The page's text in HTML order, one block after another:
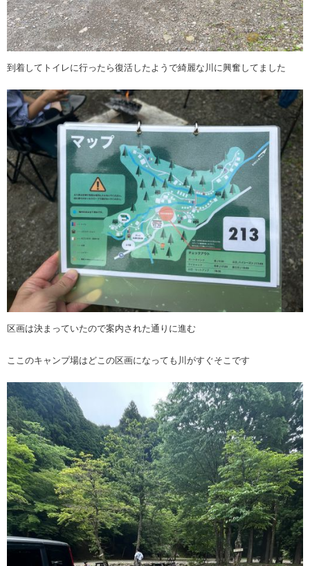
到着してトイレに行ったら復活したようで綺麗な川に興奮してました
区画は決まっていたので案内された通りに進む
ここのキャンプ場はどこの区画になっても川がすぐそこです